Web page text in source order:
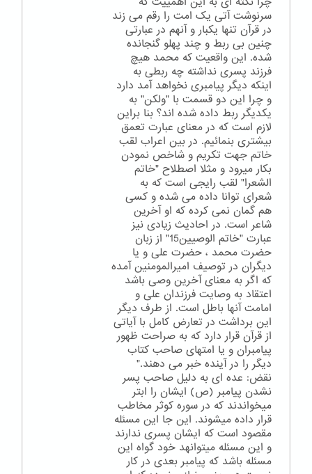
سرنوشت آتی یک امت را رقم می زند
در قرآن تنها یکبار و آنهم در عبارتی
چنین بی ربط و چند پهلو گنجانده
شده. این واقعیت که محمد هیچ
فرزند پسری نداشته چه ربطی به
اینکه دیگر پیامبری نخواهد آمد دارد
و چرا این دو قسمت با "ولکن" به
یکدیگر ربط داده شده اند؟ بنا براین
لازم است که در معنای عبارت تعمق
بیشتری بنمائیم. در بین اعراب لقب
خاتم جهت تکریم و شاخص نمودن
بکار میرود و مثلا اصطلاح "خاتم
الشعرا" لقب رایجی است که به
شعرای توانا داده می شده و کسی
هم گمان نمی کرده که او آخرین
شاعر است. در احادیث زیادی نیز
عبارت "خاتم الوصیین15" از زبان
حضرت محمد ، حضرت علی و یا
دیگران در توصیف امیرالمومنین آمده
که اگر به معنای آخرین وصی باشد
اعتقاد به وصایت فرزندان علی و
امامت آنها باطل است. از طرف دیگر
این برداشت در تعارض کامل با آیاتی
از قرآن قرار دارد که به صراحت ظهور
پیامبران و یا امتهای صاحب کتاب
دیگر را در آینده خبر می دهند."
نقض: عده ای به دلیل صاحب پسر
نشدن پیامبر (ص) ایشان را ابتر
میخواندند که در سوره کوثر مخاطب
قرار داده میشوند. این جا این مسئله
مقصود است که ایشان پسری ندارند
و این مسئله میتوانهد خود گواه این
مسئله باشد که پیامبر بعدی در کار